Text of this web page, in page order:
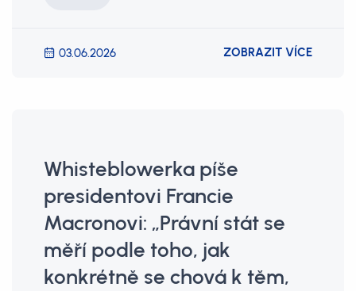
03.06.2026 ZOBRAZIT VÍCE
Whisteblowerka píše
presidentovi Francie
Macronovi: „Právní stát se
měří podle toho, jak
konkrétně se chová k těm,